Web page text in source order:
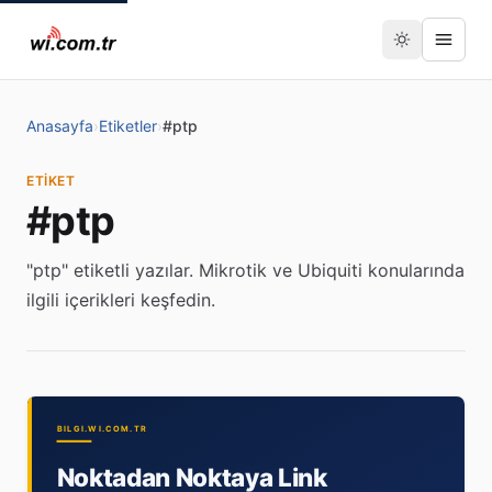
Anasayfa›Etiketler›#ptp
ETIKET
#ptp
"ptp" etiketli yazılar. Mikrotik ve Ubiquiti konularında
ilgili içerikleri keşfedin.